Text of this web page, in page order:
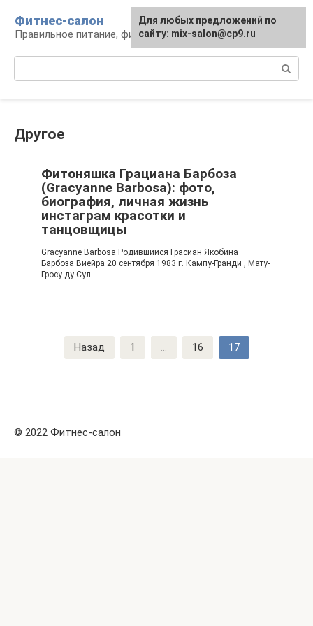
контенту
Фитнес-салон
Правильное питание, фитнес, образ жизни
Другое
Фитоняшка Грациана Барбоза
(Gracyanne Barbosa): фото,
биография, личная жизнь
инстаграм красотки и
танцовщицы
Gracyanne Barbosa Родившийся Грасиан Якобина
Барбоза Виейра 20 сентября 1983 г. Кампу-Гранди , Мату-
Гросу-ду-Сул
Назад 1 ... 16 17
© 2022 Фитнес-салон
Для любых предложений по
сайту: mix-salon@cp9.ru